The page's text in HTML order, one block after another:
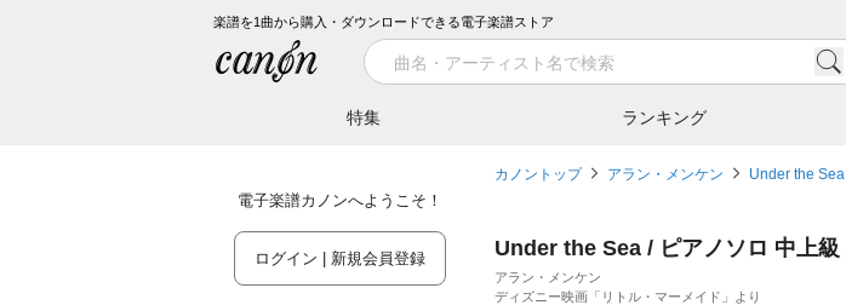
楽譜を1曲から購入・ダウンロードできる電子楽譜ストア
特集 ランキング
電子楽譜カノンへようこそ！
ログイン | 新規会員登録
カノントップ アラン・メンケン Under the Sea
Under the Sea / ピアノソロ 中上級
アラン・メンケン
ディズニー映画「リトル・マーメイド」より